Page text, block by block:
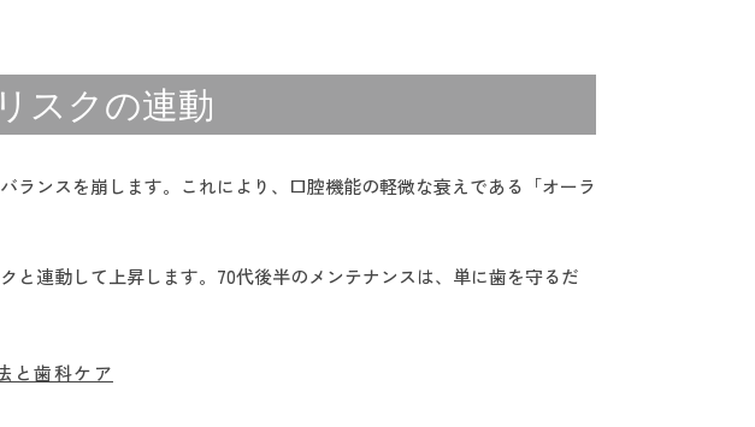
スクの連動
ランスを崩します。これにより、口腔機能の軽微な衰えである「オーラ
と連動して上昇します。70代後半のメンテナンスは、単に歯を守るだ
と歯科ケア